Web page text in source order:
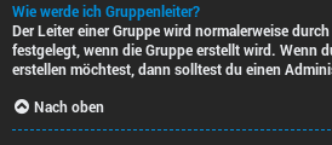
Wie werde ich Gruppenleiter?
Der Leiter einer Gruppe wird normalerweise
festgelegt, wenn die Gruppe erstellt wird. Wenn
erstellen möchtest, dann solltest du einen
Nach oben